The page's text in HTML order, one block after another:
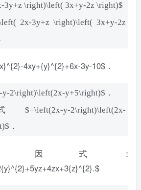
3y+z \right)\left( 3x+y-2z \right)$
2x-3y+z \right)\left( 3x+y-2z
4xy+{y}^{2}+6x-3y-10$．
2\right)\left(2x-y+5\right)$．
y-2\right)\left(2x-
．
因式：